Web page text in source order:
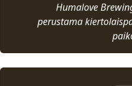
Humalove
perustama